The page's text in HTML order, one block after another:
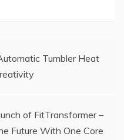
Tumbler Heat
of FitTransformer –
Future With One Core